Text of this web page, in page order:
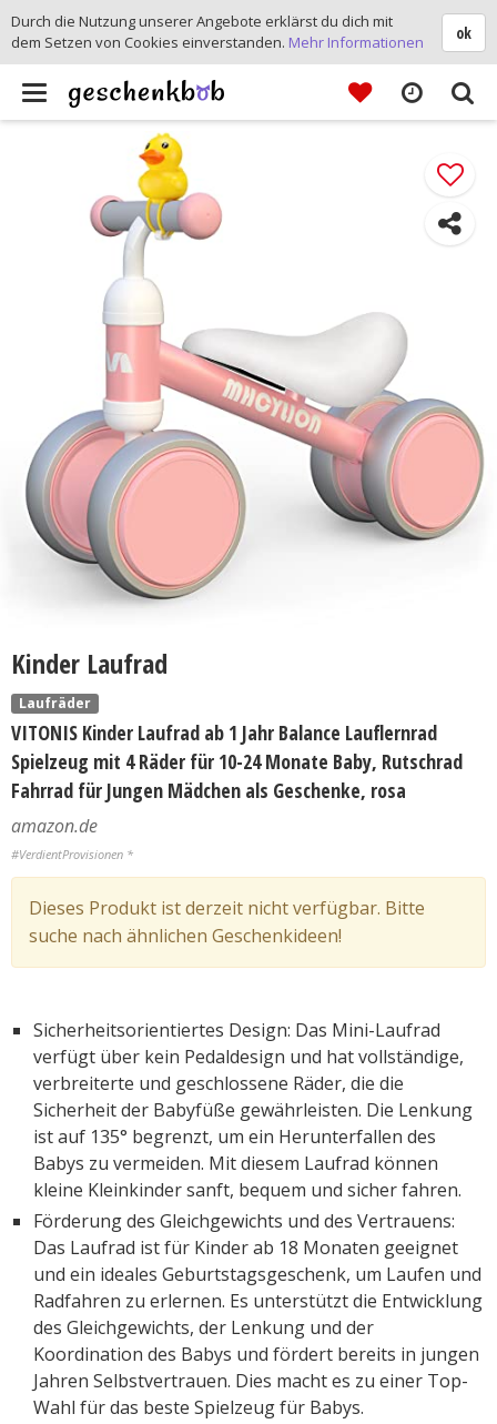
Toggle
Kinder Laufrad
Laufräder
VITONIS Kinder Laufrad ab 1 Jahr Balance Lauflernrad
Spielzeug mit 4 Räder für 10-24 Monate Baby, Rutschrad
Fahrrad für Jungen Mädchen als Geschenke, rosa
amazon.de
#VerdientProvisionen *
Dieses Produkt ist derzeit nicht verfügbar. Bitte
suche nach ähnlichen Geschenkideen!
Sicherheitsorientiertes Design: Das Mini-Laufrad
verfügt über kein Pedaldesign und hat vollständige,
verbreiterte und geschlossene Räder, die die
Sicherheit der Babyfüße gewährleisten. Die Lenkung
ist auf 135° begrenzt, um ein Herunterfallen des
Babys zu vermeiden. Mit diesem Laufrad können
kleine Kleinkinder sanft, bequem und sicher fahren.
Förderung des Gleichgewichts und des Vertrauens:
Das Laufrad ist für Kinder ab 18 Monaten geeignet
und ein ideales Geburtstagsgeschenk, um Laufen und
Radfahren zu erlernen. Es unterstützt die Entwicklung
des Gleichgewichts, der Lenkung und der
Koordination des Babys und fördert bereits in jungen
Jahren Selbstvertrauen. Dies macht es zu einer Top-
Wahl für das beste Spielzeug für Babys.
ok
Durch die Nutzung unserer Angebote erklärst du dich mit
dem Setzen von Cookies einverstanden. Mehr Informationen